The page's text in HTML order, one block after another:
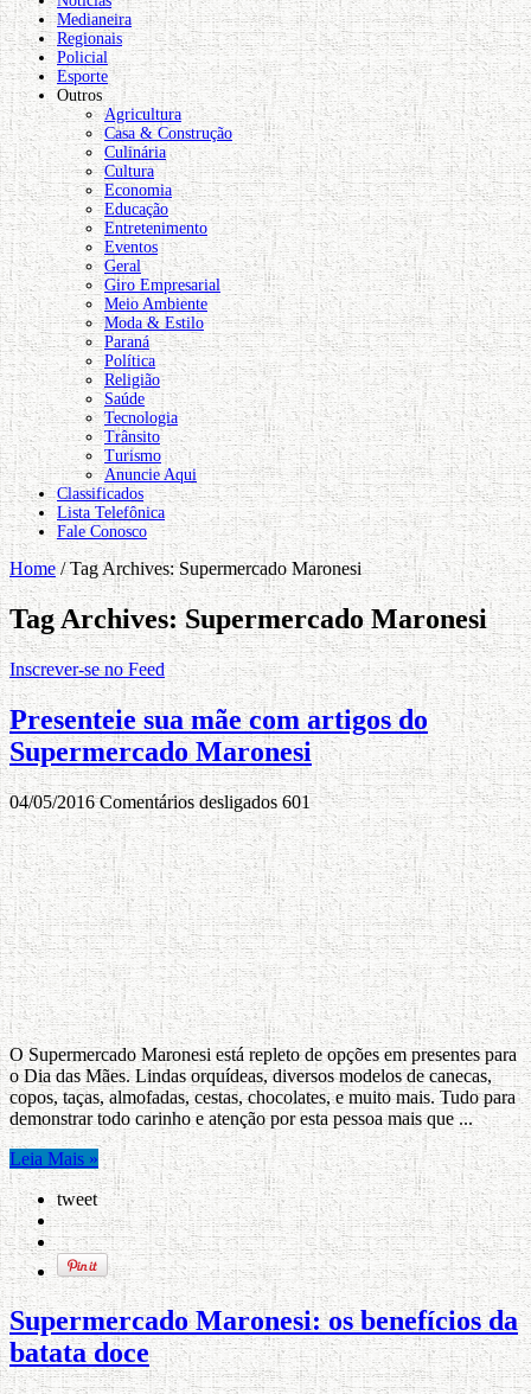
Medianeira
Regionais
Policial
Esporte
Outros
Agricultura
Casa & Construção
Culinária
Cultura
Economia
Educação
Entretenimento
Eventos
Geral
Giro Empresarial
Meio Ambiente
Moda & Estilo
Paraná
Política
Religião
Saúde
Tecnologia
Trânsito
Turismo
Anuncie Aqui
Classificados
Lista Telefônica
Fale Conosco
Home/Tag Archives: Supermercado Maronesi
Tag Archives:Supermercado Maronesi
Inscrever-se no Feed
Presenteie sua mãe com artigos do
Supermercado Maronesi
04/05/2016 Comentários desligados 601
O Supermercado Maronesi está repleto de opções em presentes para
o Dia das Mães. Lindas orquídeas, diversos modelos de canecas,
copos, taças, almofadas, cestas, chocolates, e muito mais. Tudo para
demonstrar todo carinho e atenção por esta pessoa mais que ...
Leia Mais »
tweet
Supermercado Maronesi: os benefícios da
batata doce